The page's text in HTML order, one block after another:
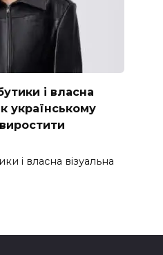
і власна
українському
і власна візуальна